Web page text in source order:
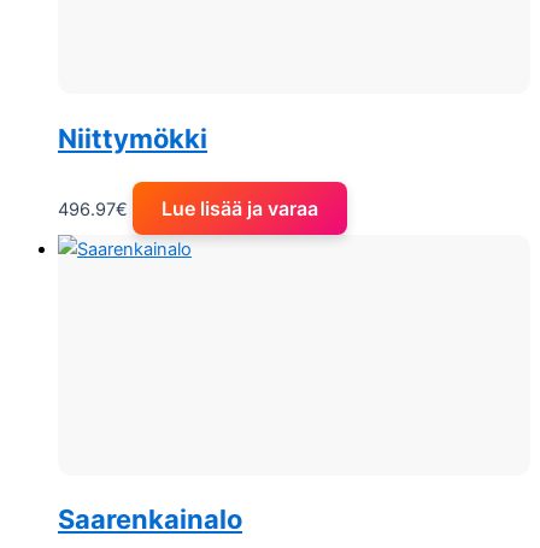
Niittymökki
496.97€ Lue lisää ja varaa
Saarenkainalo